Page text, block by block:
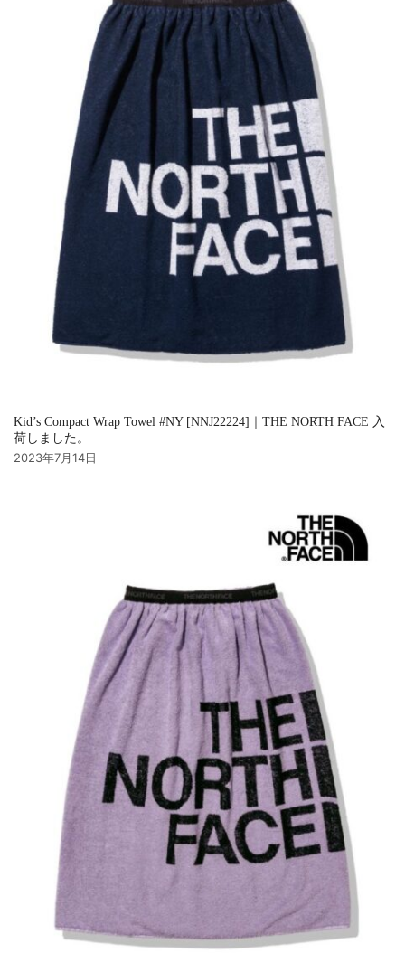
Kid’s Compact Wrap Towel #NY [NNJ22224]｜THE NORTH FACE 入
荷しました。
2023年7月14日